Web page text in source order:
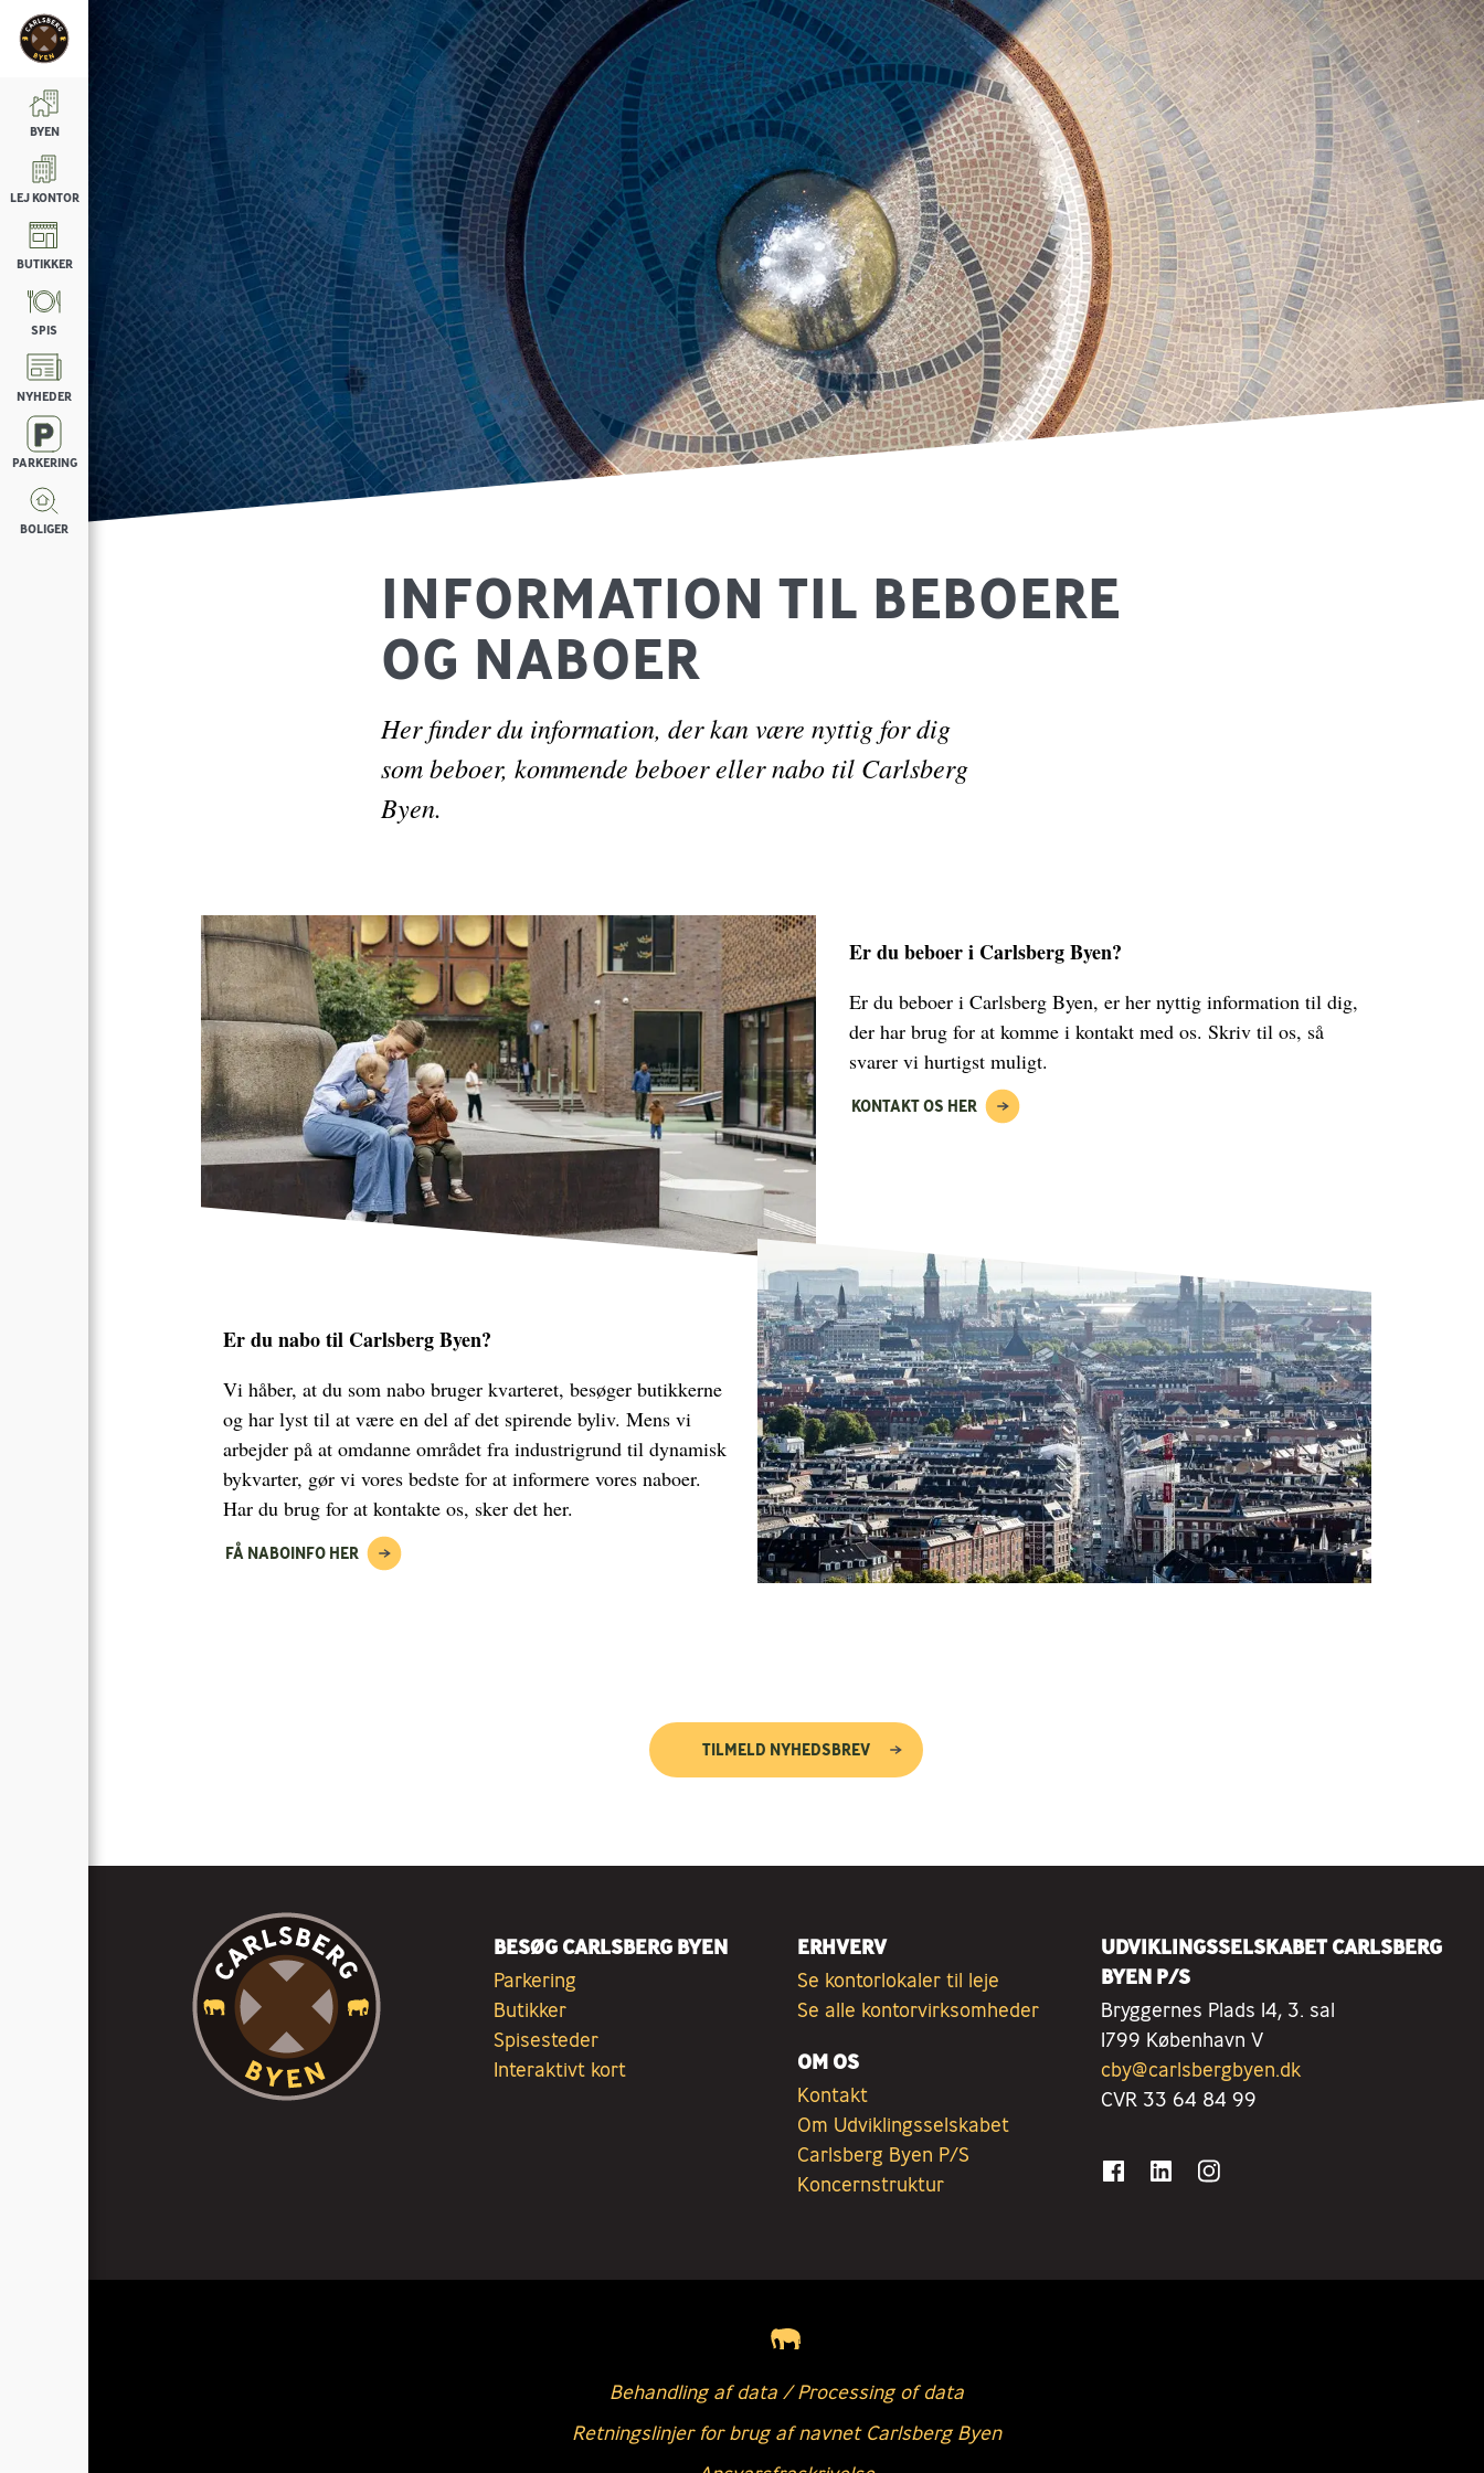
BYEN
LEJ KONTOR
BUTIKKER
SPIS
NYHEDER
PARKERING
BOLIGER
INFORMATION TIL BEBOERE
OG NABOER
Her finder du information, der kan være nyttig for dig
som beboer, kommende beboer eller nabo til Carlsberg
Byen.
Er du beboer i Carlsberg Byen?
Er du beboer i Carlsberg Byen, er her nyttig information til dig,
der har brug for at komme i kontakt med os. Skriv til os, så
svarer vi hurtigst muligt.
KONTAKT OS HER
Er du nabo til Carlsberg Byen?
Vi håber, at du som nabo bruger kvarteret, besøger butikkerne
og har lyst til at være en del af det spirende byliv. Mens vi
arbejder på at omdanne området fra industrigrund til dynamisk
bykvarter, gør vi vores bedste for at informere vores naboer.
Har du brug for at kontakte os, sker det her.
FÅ NABOINFO HER
TILMELD NYHEDSBREV
BESØG CARLSBERG BYEN
Parkering
Butikker
Spisesteder
Interaktivt kort
ERHVERV
Se kontorlokaler til leje
Se alle kontorvirksomheder
OM OS
Kontakt
Om Udviklingsselskabet
Carlsberg Byen P/S
Koncernstruktur
UDVIKLINGSSELSKABET CARLSBERG
BYEN P/S
Bryggernes Plads 14, 3. sal
1799 København V
cby@carlsbergbyen.dk
CVR 33 64 84 99
Behandling af data / Processing of data
Retningslinjer for brug af navnet Carlsberg Byen